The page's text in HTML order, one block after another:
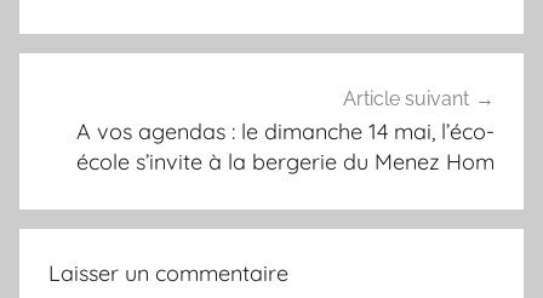
Article suivant
A vos agendas : le dimanche 14 mai, l’éco-
école s’invite à la bergerie du Menez Hom
Laisser un commentaire